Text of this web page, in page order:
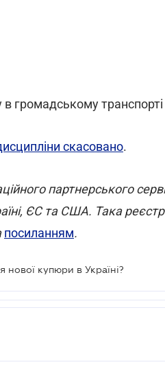
в громадському
скасовано.
партнерського
ЄС та США. Така
посиланням.
нової купюри в Україні?